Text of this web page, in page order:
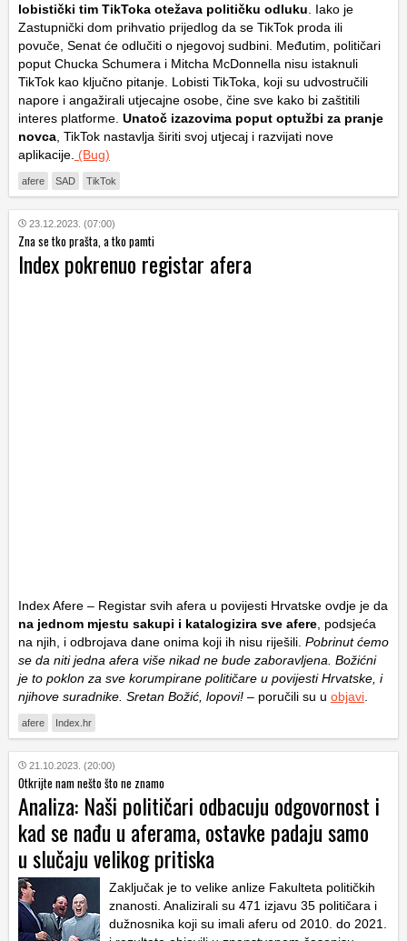
lobistički tim TikToka otežava političku odluku . Iako je
Zastupnički dom prihvatio prijedlog da se TikTok proda ili
povuče, Senat će odlučiti o njegovoj sudbini. Međutim, političari
poput Chucka Schumera i Mitcha McDonnella nisu istaknuli
TikTok kao ključno pitanje. Lobisti TikToka, koji su udvostručili
napore i angažirali utjecajne osobe, čine sve kako bi zaštitili
interes platforme. Unatoč izazovima poput optužbi za pranje
novca , TikTok nastavlja širiti svoj utjecaj i razvijati nove
aplikacije. (Bug)
afere SAD TikTok
23.12.2023. (07:00)
Zna se tko prašta, a tko pamti
Index pokrenuo registar afera
Index Afere – Registar svih afera u povijesti Hrvatske ovdje je da
na jednom mjestu sakupi i katalogizira sve afere, podsjeća
na njih, i odbrojava dane onima koji ih nisu riješili. Pobrinut ćemo
se da niti jedna afera više nikad ne bude zaboravljena. Božićni
je to poklon za sve korumpirane političare u povijesti Hrvatske, i
njihove suradnike. Sretan Božić, lopovi! – poručili su u objavi.
afere Index.hr
21.10.2023. (20:00)
Otkrijte nam nešto što ne znamo
Analiza: Naši političari odbacuju odgovornost i
kad se nađu u aferama, ostavke padaju samo
u slučaju velikog pritiska
Zaključak je to velike anlize Fakulteta političkih
znanosti. Analizirali su 471 izjavu 35 političara i
dužnosnika koji su imali aferu od 2010. do 2021.